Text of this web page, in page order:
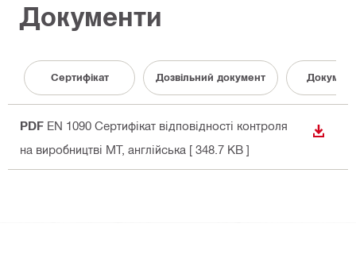
Документи
Сертифікат Дозвільний документ
PDF EN 1090 Сертифікат відповідності контроля
на виробництві MT, англійська [ 348.7 KB ]